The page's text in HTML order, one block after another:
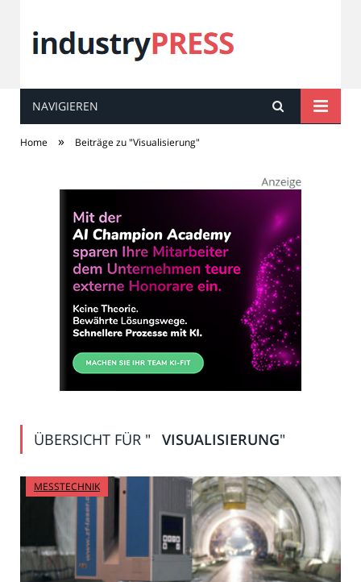
industryPRESS
NAVIGIEREN
Home » Beiträge zu "Visualisierung"
ÜBERSICHT FÜR " VISUALISIERUNG"
MESSTECHNIK